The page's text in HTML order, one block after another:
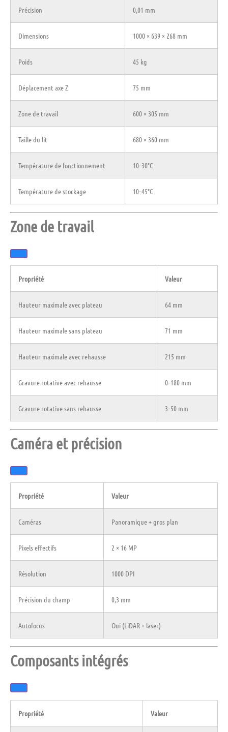
Précision 0,01 mm
Dimensions 1000 × 639 × 268 mm
Poids 45 kg
Déplacement axe Z 75 mm
Zone de travail 600 × 305 mm
Taille du lit 680 × 360 mm
Température de fonctionnement 10–30°C
Température de stockage 10–45°C
Zone de travail
Propriété Valeur
Hauteur maximale avec plateau 64 mm
Hauteur maximale sans plateau 71 mm
Hauteur maximale avec rehausse 215 mm
Gravure rotative avec rehausse 0–180 mm
Gravure rotative sans rehausse 3–50 mm
Caméra et précision
Propriété Valeur
Caméras Panoramique + gros plan
Pixels effectifs 2 × 16 MP
Résolution 1000 DPI
Précision du champ 0,3 mm
Autofocus Oui (LiDAR + laser)
Composants intégrés
Propriété Valeur